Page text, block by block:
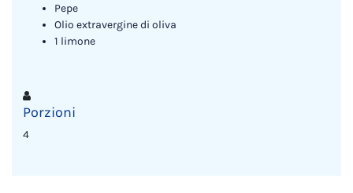
Pepe
Olio extravergine di oliva
1 limone
Porzioni
4